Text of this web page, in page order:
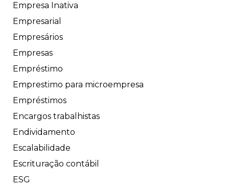
Empresa Inativa
Empresarial
Empresários
Empresas
Empréstimo
Emprestimo para microempresa
Empréstimos
Encargos trabalhistas
Endividamento
Escalabilidade
Escrituração contábil
ESG